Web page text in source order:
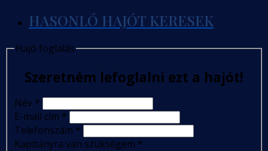
HASONLÓ HAJÓT KERESEK
Hajó foglalás
Szeretném lefoglalni ezt a hajót!
Név *
E-mail cím *
Telefonszám *
Kapitányra van szükségem *